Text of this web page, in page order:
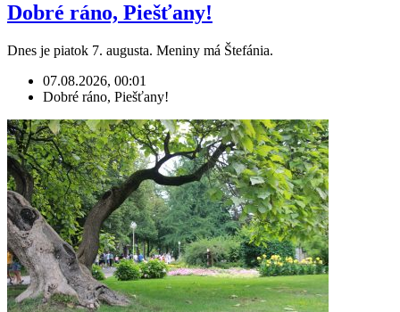
Dobré ráno, Piešťany!
Dnes je piatok 7. augusta. Meniny má Štefánia.
07.08.2026, 00:01
Dobré ráno, Piešťany!